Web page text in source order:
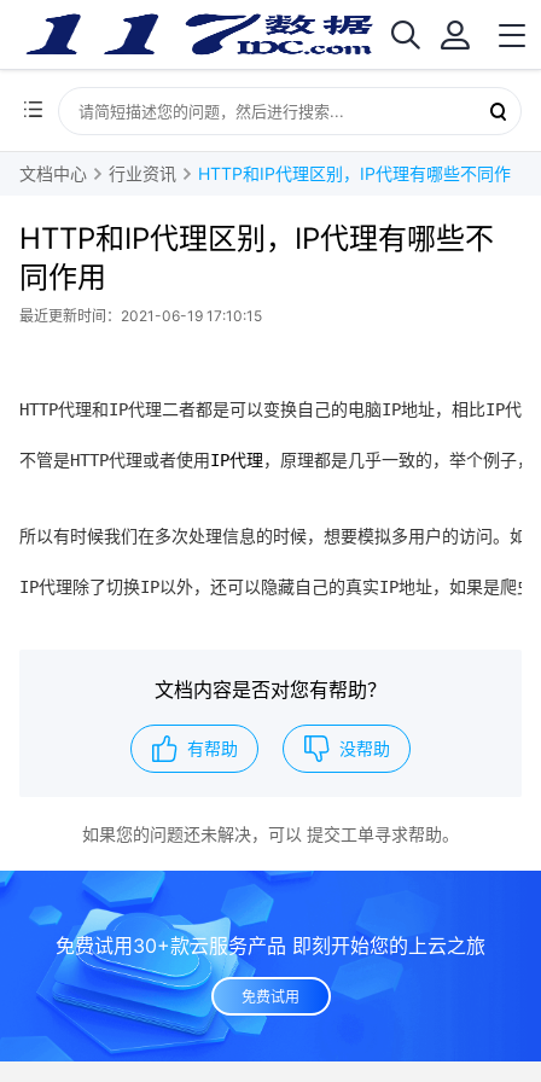
文档中心 行业资讯 HTTP和IP代理区别，IP代理有哪些不同作用
HTTP和IP代理区别，IP代理有哪些不
同作用
最近更新时间：2021-06-19 17:10:15
HTTP代理和IP代理二者都是可以变换自己的电脑IP地址，相比IP代
不管是HTTP代理或者使用IP代理，原理都是几乎一致的，举个例子
所以有时候我们在多次处理信息的时候，想要模拟多用户的访问。
IP代理除了切换IP以外，还可以隐藏自己的真实IP地址，如果是爬
文档内容是否对您有帮助？
有帮助 没帮助
如果您的问题还未解决，可以 提交工单寻求帮助。
免费试用30+款云服务产品 即刻开始您的上云之旅
免费试用